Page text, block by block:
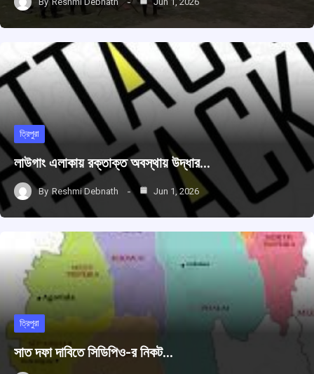
ত্রিপুরা
লাউগাং এলাকায় রক্তাক্ত অবস্থায় উদ্ধার…
By Reshmi Debnath Jun 1, 2026
ত্রিপুরা
সাত দফা দাবিতে সিডিপিও-র নিকট…